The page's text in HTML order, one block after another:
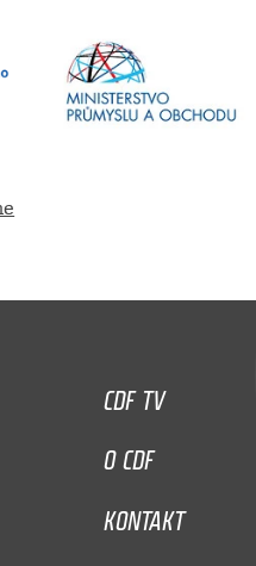
CDF TV
O CDF
KONTAKT